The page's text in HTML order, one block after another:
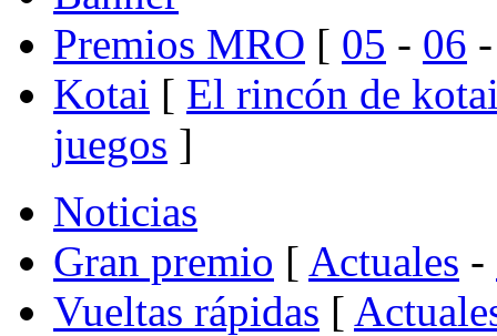
Premios MRO [ 05 - 06
Kotai [ El rincón de
juegos ]
Noticias
Gran premio [ Actuales -
Vueltas rápidas [